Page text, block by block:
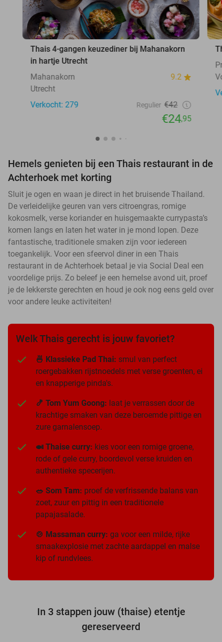
Thais 4-gangen keuzediner bij Mahanakorn
in hartje Utrecht
Mahanakorn
9.2
Utrecht
Verkocht: 279
Regulier €42
€24,95
Hemels genieten bij een Thais restaurant in de
Achterhoek met korting
Sluit je ogen en waan je direct in het bruisende Thailand.
De verleidelijke geuren van vers citroengras, romige
kokosmelk, verse koriander en huisgemaakte currypasta’s
komen langs en laten het water in je mond lopen. Deze
fantastische, traditionele smaken zijn voor iedereen
toegankelijk. Voor een sfeervol diner in een Thais
restaurant in de Achterhoek betaal je via Social Deal een
voordelige prijs. Zo beleef je een hemelse avond uit, proef
je de lekkerste gerechten en houd je ook nog eens geld over
voor andere leuke activiteiten!
Welk Thais gerecht is jouw favoriet?
🍜 Klassieke Pad Thai: smul van perfect
roergebakken rijstnoedels met verse groenten, ei
en knapperige pinda's.
🍤 Tom Yum Goong: laat je verrassen door de
krachtige smaken van deze beroemde pittige en
zure garnalensoep.
🍛 Thaise curry: kies voor een romige groene,
rode of gele curry, boordevol verse kruiden en
authentieke specerijen.
🥗 Som Tam: proef de verfrissende balans van
zoet, zuur en pittig in een traditionele
papajasalade.
🍲 Massaman curry: ga voor een milde, rijke
smaakexplosie met zachte aardappel en malse
kip of rundvlees.
In 3 stappen jouw (thaise) etentje
gereserveerd